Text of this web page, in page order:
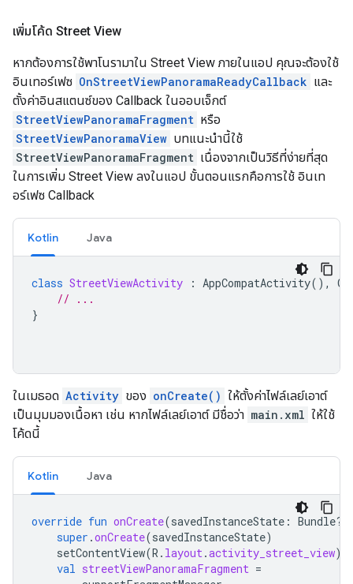
เพิ่มโค้ด Street View
หากต้องการใช้พาโนรามาใน Street View ภายในแอป คุณจะต้องใช้
อินเทอร์เฟซ OnStreetViewPanoramaReadyCallback และ
ตั้งค่าอินสแตนซ์ของ Callback ในออบเจ็กต์
StreetViewPanoramaFragment หรือ
StreetViewPanoramaView บทแนะนำนี้ใช้
StreetViewPanoramaFragment เนื่องจากเป็นวิธีที่ง่ายที่สุด
ในการเพิ่ม Street View ลงในแอป ขั้นตอนแรกคือการใช้ อินเท
อร์เฟซ Callback
Kotlin Java
class StreetViewActivity : AppCompatActivity(),
// ...
}
ในเมธอด Activity ของ onCreate() ให้ตั้งค่าไฟล์เลย์เอาต์
เป็นมุมมองเนื้อหา เช่น หากไฟล์เลย์เอาต์ มีชื่อว่า main.xml ให้ใช้
โค้ดนี้
Kotlin Java
override fun onCreate(savedInstanceState : Bundle?)
super .onCreate(savedInstanceState)
setContentView(R . layout .activity_street_view)
val streetViewPanoramaFragment =